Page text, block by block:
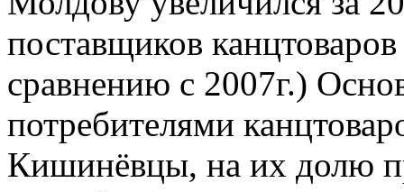
поставщиков
сравнению с 2007г.)
потребителями
Кишинёвцы, на их долю